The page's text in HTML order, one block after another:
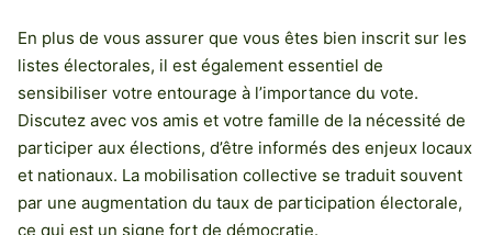
En plus de vous assurer que vous êtes bien inscrit sur les
listes électorales, il est également essentiel de
sensibiliser votre entourage à l’importance du vote.
Discutez avec vos amis et votre famille de la nécessité de
participer aux élections, d’être informés des enjeux locaux
et nationaux. La mobilisation collective se traduit souvent
par une augmentation du taux de participation électorale,
ce qui est un signe fort de démocratie.